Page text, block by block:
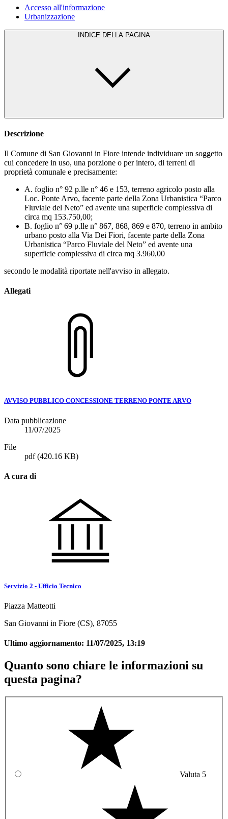
Accesso all'informazione
Urbanizzazione
INDICE DELLA PAGINA
Descrizione
Il Comune di San Giovanni in Fiore intende individuare un soggetto
cui concedere in uso, una porzione o per intero, di terreni di
proprietà comunale e precisamente:
A. foglio n° 92 p.lle n° 46 e 153, terreno agricolo posto alla
Loc. Ponte Arvo, facente parte della Zona Urbanistica “Parco
Fluviale del Neto” ed avente una superficie complessiva di
circa mq 153.750,00;
B. foglio n° 69 p.lle n° 867, 868, 869 e 870, terreno in ambito
urbano posto alla Via Dei Fiori, facente parte della Zona
Urbanistica “Parco Fluviale del Neto” ed avente una
superficie complessiva di circa mq 3.960,00
secondo le modalità riportate nell'avviso in allegato.
Allegati
AVVISO PUBBLICO CONCESSIONE TERRENO PONTE ARVO
Data pubblicazione
11/07/2025
File
pdf(420.16 KB)
A cura di
Servizio 2 - Ufficio Tecnico
Piazza Matteotti
San Giovanni in Fiore (CS), 87055
Ultimo aggiornamento: 11/07/2025, 13:19
Quanto sono chiare le informazioni su
questa pagina?
Valuta 5